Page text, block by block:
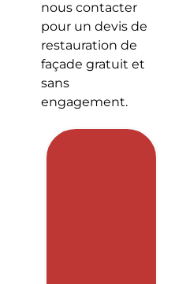
nous contacter
pour un devis de
restauration de
façade gratuit et
sans
engagement.